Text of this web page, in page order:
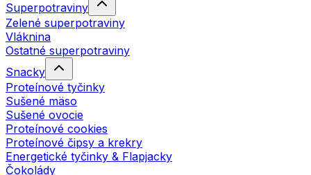
Superpotraviny
Zelené superpotraviny
Vláknina
Ostatné superpotraviny
Snacky
Proteínové tyčinky
Sušené mäso
Sušené ovocie
Proteínové cookies
Proteínové čipsy a krekry
Energetické tyčinky & Flapjacky
Čokolády